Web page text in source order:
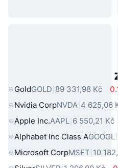
Populární aktiva
GoldGOLD 89 331,98 Kč
Nvidia CorpNVDA 4 625,06
Apple Inc.AAPL 6 550,21 Kč
Alphabet Inc Class AGOOGL
Microsoft CorpMSFT 10